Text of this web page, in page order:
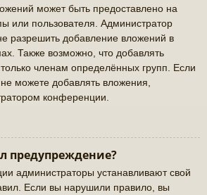
может быть предоставлено на
или пользователя. Администратор
разрешить добавление вложений в
Также возможно, что добавлять
членам определённых групп. Если
можете добавлять вложения,
конференции.
предупреждение?
администраторы устанавливают свой
Если вы нарушили правило, вы